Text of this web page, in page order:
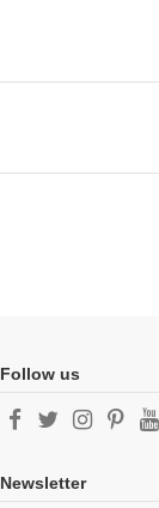
Follow us
Newsletter